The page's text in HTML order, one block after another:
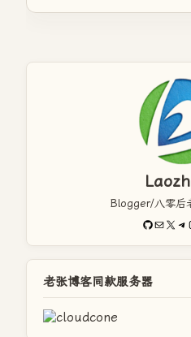
Blogger/八零后
GitHub
电子邮件X
老张博客同款服务器